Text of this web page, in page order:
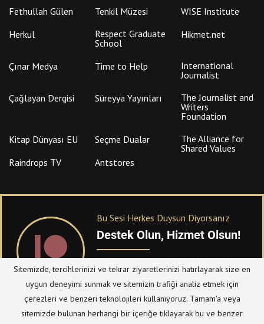
Fethullah Gülen Tenkil Müzesi
WISE Institute
Herkul
Respect Graduate
School
Hikmet.net
Çınar Medya Time to Help
International
Journalist
Çağlayan Dergisi
Süreyya Yayınları
The Journalist and
Writers
Foundation
Kitap Dünyası EU
Seçme Dualar
The Alliance for
Shared Values
Raindrops TV
Antstores
Bu Sesi Herkes Duysun Diyorsanız
Destek Olun, Hizmet Olsun!
PATREONüzerinden sitemize bağışta
bulanabilirsiniz.
Sitemizde, tercihlerinizi ve tekrar ziyaretlerinizi hatırlayarak size en
uygun deneyimi sunmak ve sitemizin trafiği analiz etmek için
çerezleri ve benzeri teknolojileri kullanıyoruz. Tamam'a veya
sitemizde bulunan herhangi bir içeriğe tıklayarak bu ve benzer